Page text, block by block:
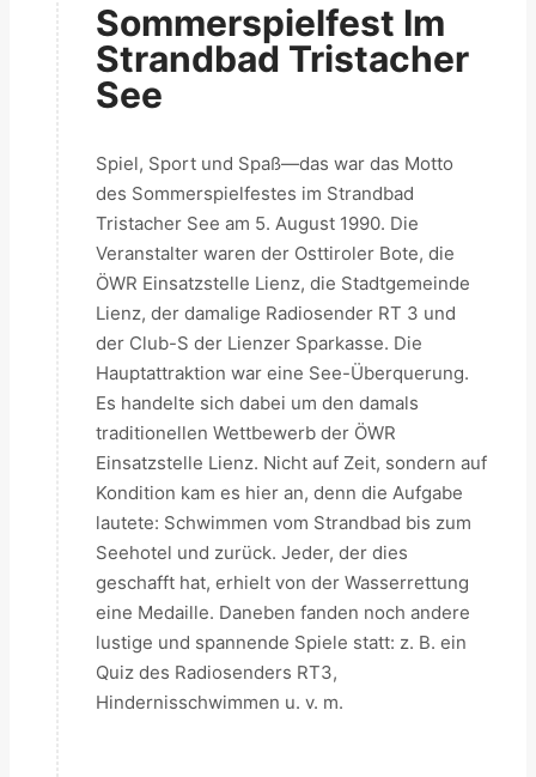
Sommerspielfest Im
Strandbad Tristacher
See
Spiel, Sport und Spaß—das war das Motto
des Sommerspielfestes im Strandbad
Tristacher See am 5. August 1990. Die
Veranstalter waren der Osttiroler Bote, die
ÖWR Einsatzstelle Lienz, die Stadtgemeinde
Lienz, der damalige Radiosender RT 3 und
der Club-S der Lienzer Sparkasse. Die
Hauptattraktion war eine See-Überquerung.
Es handelte sich dabei um den damals
traditionellen Wettbewerb der ÖWR
Einsatzstelle Lienz. Nicht auf Zeit, sondern auf
Kondition kam es hier an, denn die Aufgabe
lautete: Schwimmen vom Strandbad bis zum
Seehotel und zurück. Jeder, der dies
geschafft hat, erhielt von der Wasserrettung
eine Medaille. Daneben fanden noch andere
lustige und spannende Spiele statt: z. B. ein
Quiz des Radiosenders RT3,
Hindernisschwimmen u. v. m.